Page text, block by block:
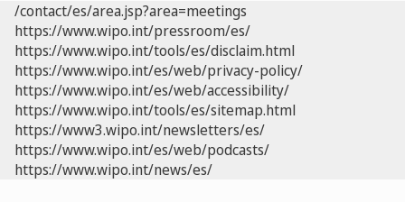
/contact/es/area.jsp?area=meetings
https://www.wipo.int/pressroom/es/
https://www.wipo.int/tools/es/disclaim.html
https://www.wipo.int/es/web/privacy-policy/
https://www.wipo.int/es/web/accessibility/
https://www.wipo.int/tools/es/sitemap.html
https://www3.wipo.int/newsletters/es/
https://www.wipo.int/es/web/podcasts/
https://www.wipo.int/news/es/